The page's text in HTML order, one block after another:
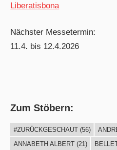
Liberatisbona
Nächster Messetermin:
11.4. bis 12.4.2026
Zum Stöbern:
#ZURÜCKGESCHAUT(56)
ANNABETH ALBERT(21)